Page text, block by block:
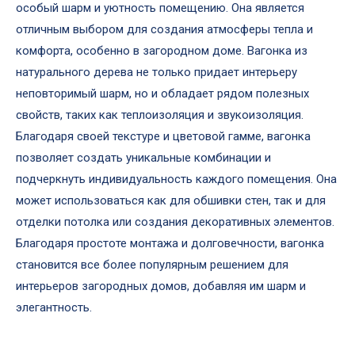
особый шарм и уютность помещению. Она является
отличным выбором для создания атмосферы тепла и
комфорта, особенно в загородном доме. Вагонка из
натурального дерева не только придает интерьеру
неповторимый шарм, но и обладает рядом полезных
свойств, таких как теплоизоляция и звукоизоляция.
Благодаря своей текстуре и цветовой гамме, вагонка
позволяет создать уникальные комбинации и
подчеркнуть индивидуальность каждого помещения. Она
может использоваться как для обшивки стен, так и для
отделки потолка или создания декоративных элементов.
Благодаря простоте монтажа и долговечности, вагонка
становится все более популярным решением для
интерьеров загородных домов, добавляя им шарм и
элегантность.